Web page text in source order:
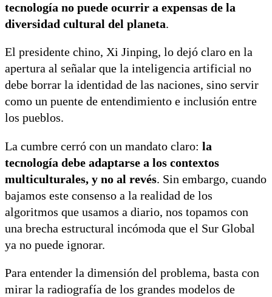
tecnología no puede ocurrir a expensas de la
diversidad cultural del planeta.
El presidente chino, Xi Jinping, lo dejó claro en la
apertura al señalar que la inteligencia artificial no
debe borrar la identidad de las naciones, sino servir
como un puente de entendimiento e inclusión entre
los pueblos.
La cumbre cerró con un mandato claro: la
tecnología debe adaptarse a los contextos
multiculturales, y no al revés. Sin embargo, cuando
bajamos este consenso a la realidad de los
algoritmos que usamos a diario, nos topamos con
una brecha estructural incómoda que el Sur Global
ya no puede ignorar.
Para entender la dimensión del problema, basta con
mirar la radiografía de los grandes modelos de